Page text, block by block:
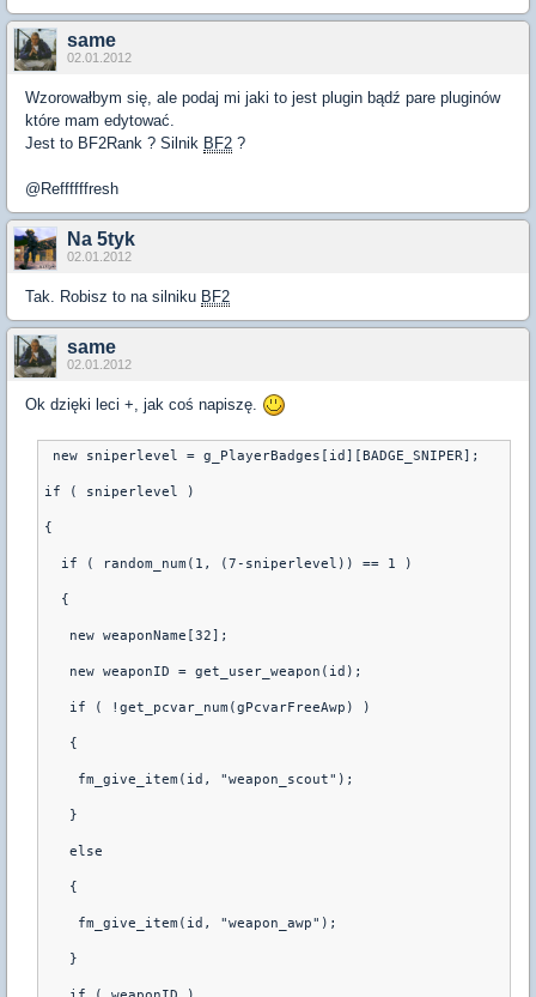
same
02.01.2012
Wzorowałbym się, ale podaj mi jaki to jest plugin bądź pare pluginów
które mam edytować.
Jest to BF2Rank ? Silnik BF2 ?
@Reffffffresh
Na 5tyk
02.01.2012
Tak. Robisz to na silniku BF2
same
02.01.2012
Ok dzięki leci +, jak coś napiszę.
new sniperlevel = g_PlayerBadges[id][BADGE_SNIPER];
if ( sniperlevel )
{
  if ( random_num(1, (7-sniperlevel)) == 1 )
  {
   new weaponName[32];
   new weaponID = get_user_weapon(id);
   if ( !get_pcvar_num(gPcvarFreeAwp) )
   {
    fm_give_item(id, "weapon_scout");
   }
   else
   {
    fm_give_item(id, "weapon_awp");
   }